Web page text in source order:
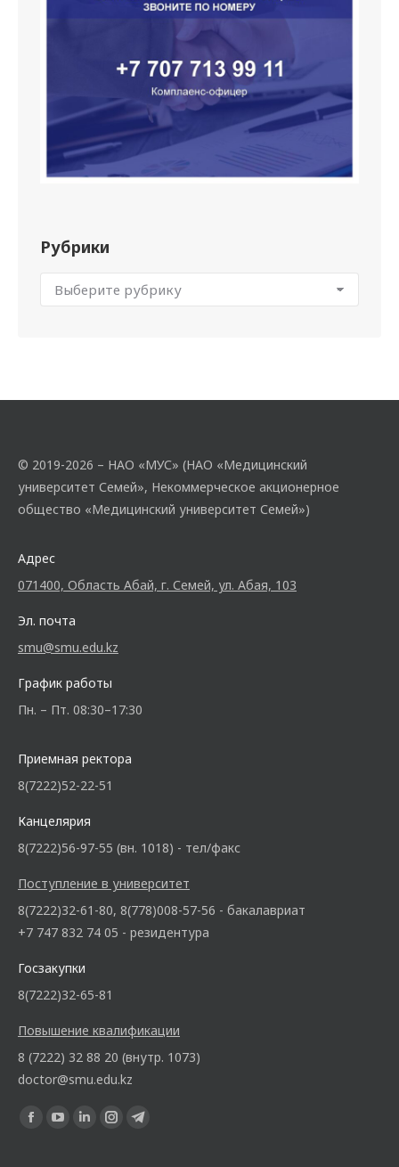
Рубрики
© 2019-2026 – НАО «МУС» (НАО «Медицинский
университет Семей», Некоммерческое акционерное
общество «Медицинский университет Семей»)
Адрес
071400, Область Абай, г. Семей, ул. Абая, 103
Эл. почта
smu@smu.edu.kz
График работы
Пн. – Пт. 08:30–17:30
Приемная ректора
8(7222)52-22-51
Канцелярия
8(7222)56-97-55 (вн. 1018) - тел/факс
Поступление в университет
8(7222)32-61-80, 8(778)008-57-56 - бакалавриат
+7 747 832 74 05 - резидентура
Госзакупки
8(7222)32-65-81
Повышение квалификации
8 (7222) 32 88 20 (внутр. 1073)
doctor@smu.edu.kz
Ищите нас: